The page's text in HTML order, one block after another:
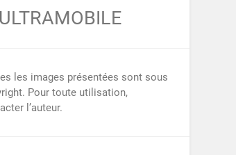
les images présentées sont sous
Pour toute utilisation,
l’auteur.